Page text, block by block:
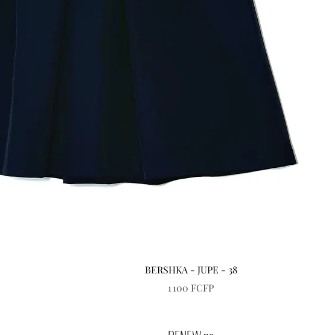
Aperçu rapide
BERSHKA - JUPE - 38
Prix
1 100 FCFP